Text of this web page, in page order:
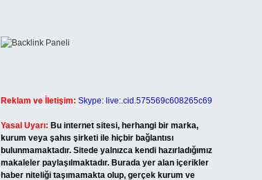
Reklam ve İletişim: Skype: live:.cid.575569c608265c69
Yasal Uyarı: Bu internet sitesi, herhangi bir marka,
kurum veya şahıs şirketi ile hiçbir bağlantısı
bulunmamaktadır. Sitede yalnızca kendi hazırladığımız
makaleler paylaşılmaktadır. Burada yer alan içerikler
haber niteliği taşımamakta olup, gerçek kurum ve